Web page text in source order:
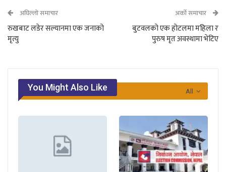
अघिल्लो समाचार
रुखबाट लडेर सल्यानमा एक जनाको
मृत्यु
अर्को समाचार
बुटवलको एक होटलमा महिला र
पुरुष मृत अवस्थामा भेटिए
All
You Might Also Like